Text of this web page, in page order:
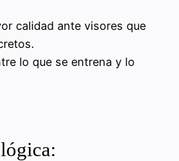
calidad ante visores que
lo que se entrena y lo